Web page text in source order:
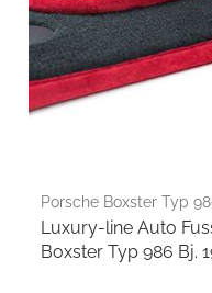
Porsche Boxster Typ
Luxury-line Auto
Boxster Typ 986 Bj.